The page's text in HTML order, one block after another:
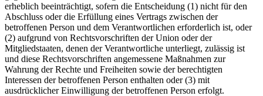
erheblich beeinträchtigt, sofern die Entscheidung (1) nicht für den
Abschluss oder die Erfüllung eines Vertrags zwischen der
betroffenen Person und dem Verantwortlichen erforderlich ist, oder
(2) aufgrund von Rechtsvorschriften der Union oder der
Mitgliedstaaten, denen der Verantwortliche unterliegt, zulässig ist
und diese Rechtsvorschriften angemessene Maßnahmen zur
Wahrung der Rechte und Freiheiten sowie der berechtigten
Interessen der betroffenen Person enthalten oder (3) mit
ausdrücklicher Einwilligung der betroffenen Person erfolgt.